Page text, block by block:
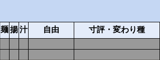
麺揚汁 自由 寸評・変わり種